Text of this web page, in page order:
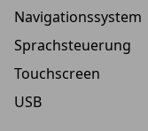
Navigationssystem
Sprachsteuerung
Touchscreen
USB